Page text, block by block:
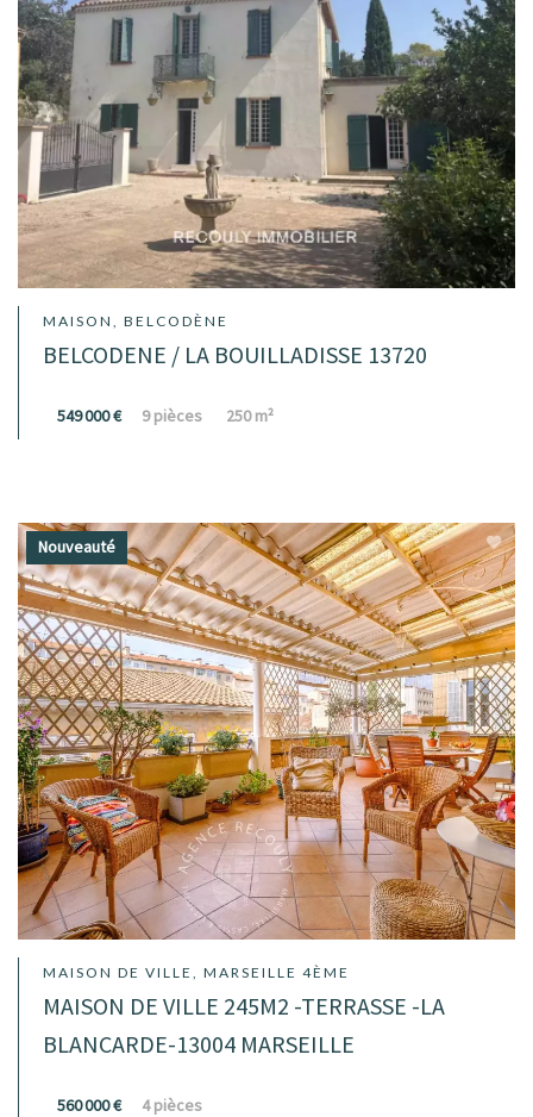
MAISON, BELCODÈNE
BELCODENE / LA BOUILLADISSE 13720
549 000 € 9 pièces 250 m²
MAISON DE VILLE, MARSEILLE 4ÈME
MAISON DE VILLE 245M2 -TERRASSE -LA
BLANCARDE-13004 MARSEILLE
560 000 € 4 pièces
Nouveauté